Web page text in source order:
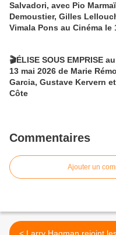
Salvadori, avec Pio
Demoustier, Gilles
Vimala Pons au Cinéma le
🎬ÉLISE SOUS EMPRISE
13 mai 2026 de Marie
Garcia, Gustave Kervern
Côte
Commentaires
Ajouter un